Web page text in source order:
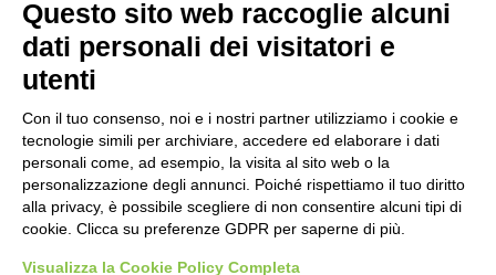
Recinti Elettrici e Elettrificatori(877)
Ricambi Allattatrici Forster
Selleria Cavallo(1193)
Senza categoria(232)
Stalle: Accessori e Montaggio(177)
Street Food(67)
Questo sito web raccoglie alcuni
dati personali dei visitatori e
utenti
Con il tuo consenso, noi e i nostri partner utilizziamo i cookie e
tecnologie simili per archiviare, accedere ed elaborare i dati
personali come, ad esempio, la visita al sito web o la
personalizzazione degli annunci. Poiché rispettiamo il tuo diritto
alla privacy, è possibile scegliere di non consentire alcuni tipi di
cookie. Clicca su preferenze GDPR per saperne di più.
Visualizza la Cookie Policy Completa